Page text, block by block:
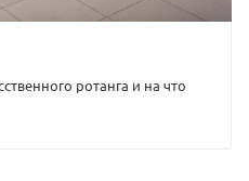
ротанга и на что